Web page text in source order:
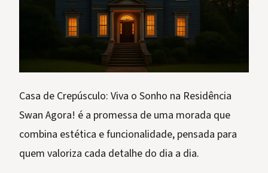
Casa de Crepúsculo: Viva o Sonho na Residência
Swan Agora! é a promessa de uma morada que
combina estética e funcionalidade, pensada para
quem valoriza cada detalhe do dia a dia.